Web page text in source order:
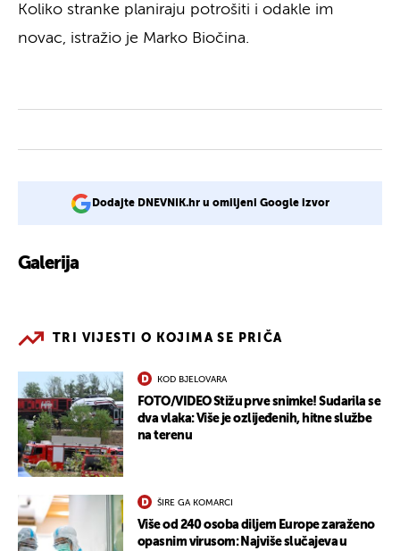
Koliko stranke planiraju potrošiti i odakle im
novac, istražio je Marko Biočina.
Dodajte DNEVNIK.hr u omiljeni Google izvor
Galerija
TRI VIJESTI O KOJIMA SE PRIČA
KOD BJELOVARA
FOTO/VIDEO Stižu prve snimke! Sudarila se
dva vlaka: Više je ozlijeđenih, hitne službe
na terenu
ŠIRE GA KOMARCI
Više od 240 osoba diljem Europe zaraženo
opasnim virusom: Najviše slučajeva u